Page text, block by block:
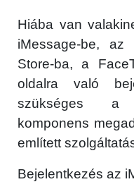
Hiába van
iMessage-be,
Store-ba, a
oldalra való
szükséges a
komponens
említett
Bejelentkezés az